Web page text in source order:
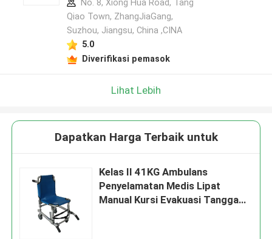
No. 8, Xiong Hua Road, Tang
Qiao Town, ZhangJiaGang,
Suzhou, Jiangsu, China ,CINA
5.0
Diverifikasi pemasok
Lihat Lebih
Dapatkan Harga Terbaik untuk
Kelas II 41KG Ambulans
Penyelamatan Medis Lipat
Manual Kursi Evakuasi Tangga